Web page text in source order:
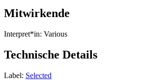
Mitwirkende
Interpret*in: Various
Technische Details
Label: Selected